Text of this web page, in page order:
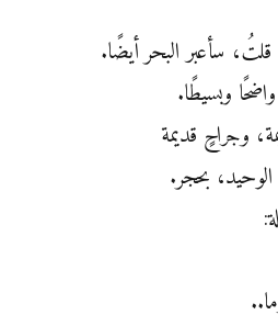
سأعبر البحر أيضًا.
وبسيطًا.
وجراحٍ قديمة
بحجر.